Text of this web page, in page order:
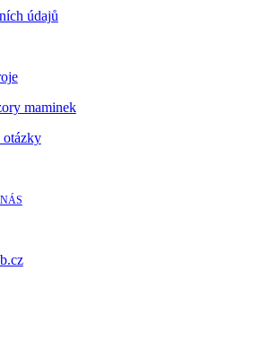
údajů
maminek
otázky